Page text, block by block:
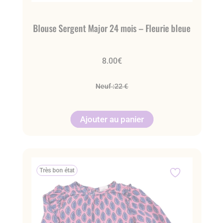
Blouse Sergent Major 24 mois – Fleurie bleue
8.00€
Neuf :22 €
Ajouter au panier
Très bon état